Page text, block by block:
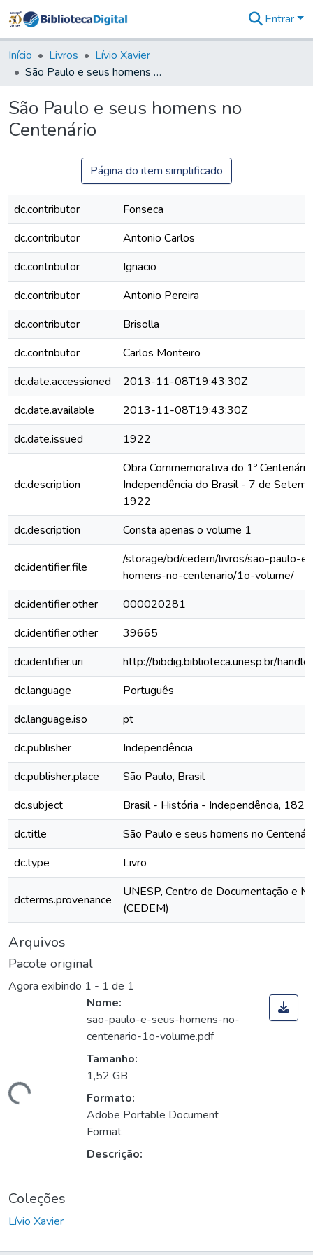
&
Coleções
Tudo na
Digital
Entrar
Início Livros
Lívio Xavier
São Paulo e seus homens no Centenário
São Paulo e seus homens no
Centenário
Página do item simplificado
dc.contributor
Fonseca
dc.contributor
Antonio Carlos
dc.contributor
Ignacio
dc.contributor
Antonio Pereira
dc.contributor
Brisolla
dc.contributor
Carlos Monteiro
dc.date.accessioned
2013-11-08T19:43:30Z
dc.date.available
2013-11-08T19:43:30Z
dc.date.issued
1922
dc.description
Obra Commemorativa do 1º
Independência do Brasil - 7 de
1922
dc.description
Consta apenas o volume 1
dc.identifier.file
/storage/bd/cedem/livros/sao-paulo-
homens-no-centenario/1o-volume/
dc.identifier.other
000020281
dc.identifier.other
39665
dc.identifier.uri
http://bibdig.biblioteca.unesp.br/
dc.language
Português
dc.language.iso
pt
dc.publisher
Independência
dc.publisher.place
São Paulo, Brasil
dc.subject
Brasil - História - Independência, 1822
dc.title
São Paulo e seus homens no
dc.type
Livro
dcterms.provenance
UNESP, Centro de Documentação e
(CEDEM)
Arquivos
Pacote original
Agora exibindo 1 - 1 de 1
Nome:
sao-paulo-e-seus-homens-no-
centenario-1o-volume.pdf
Tamanho:
1,52 GB
Formato:
Adobe Portable Document
Format
Descrição:
Coleções
Lívio Xavier